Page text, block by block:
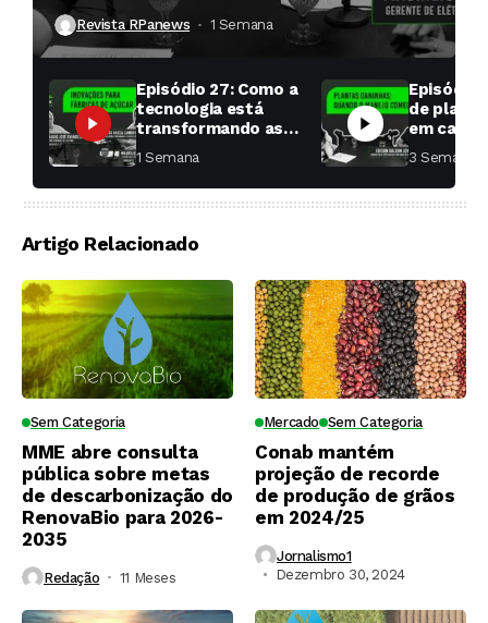
Revista RPanews 1 Semana ⁮
Episódio 27: Como a
tecnologia está
transformando as
fábricas de açúcar?
1 Semana ⁮
Episódio
de
em cana:
começar
toda a
3 Semanas ⁮
Artigo Relacionado
Sem Categoria
MME abre consulta
pública sobre metas
de descarbonização do
RenovaBio para 2026-
2035
Redação 11 Meses ⁮
Mercado Sem Categoria
Conab mantém
projeção de recorde
de produção de grãos
em 2024/25
Jornalismo1
Dezembro 30, 2024